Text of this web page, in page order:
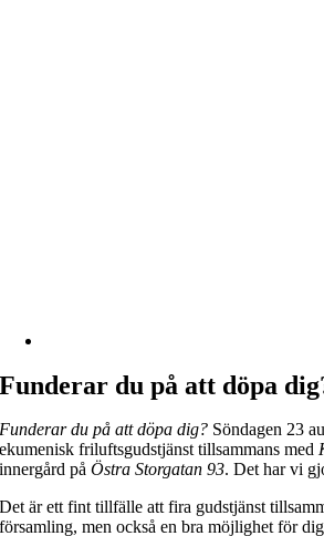
Funderar du på att döpa
Funderar du på att döpa dig? Söndagen 23
ekumenisk friluftsgudstjänst tillsammans med
innergård påÖstra Storgatan 93. Det har vi
Det är ett fint tillfälle att fira gudstjänst
församling, men också en bra möjlighet för